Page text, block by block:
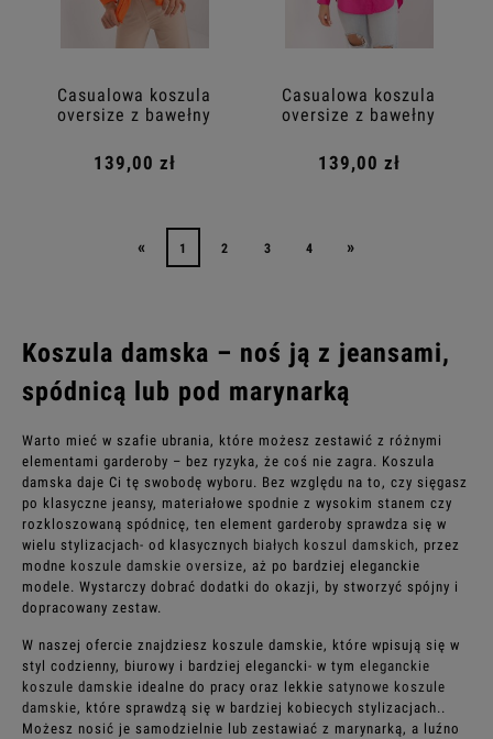
Casualowa koszula
oversize z bawełny
139,00 zł
Casualowa koszula
oversize z bawełny
139,00 zł
« 1 2 3 4 »
Koszula damska – noś ją z jeansami,
spódnicą lub pod marynarką
Warto mieć w szafie ubrania, które możesz zestawić z różnymi
elementami garderoby – bez ryzyka, że coś nie zagra. Koszula
damska daje Ci tę swobodę wyboru. Bez względu na to, czy sięgasz
po klasyczne jeansy, materiałowe spodnie z wysokim stanem czy
rozkloszowaną spódnicę, ten element garderoby sprawdza się w
wielu stylizacjach- od klasycznych białych koszul damskich, przez
modne koszule damskie oversize, aż po bardziej eleganckie
modele. Wystarczy dobrać dodatki do okazji, by stworzyć spójny i
dopracowany zestaw.
W naszej ofercie znajdziesz koszule damskie, które wpisują się w
styl codzienny, biurowy i bardziej elegancki- w tym eleganckie
koszule damskie idealne do pracy oraz lekkie satynowe koszule
damskie, które sprawdzą się w bardziej kobiecych stylizacjach..
Możesz nosić je samodzielnie lub zestawiać z marynarką, a luźno